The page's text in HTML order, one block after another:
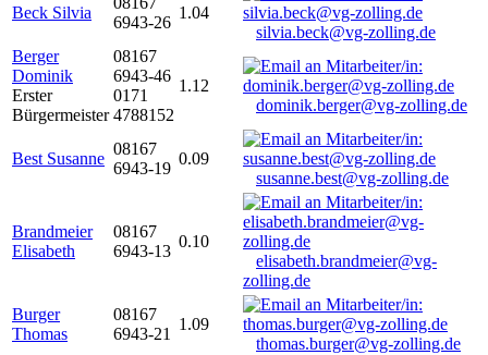
Beck Silvia
6943-26
1.04
silvia.beck@vg-zolling.de
Berger
Dominik
Erster
Bürgermeister
08167
6943-46
0171
4788152
1.12
dominik.berger@vg-zolling.de
Best Susanne
08167
6943-19
0.09
susanne.best@vg-zolling.de
Brandmeier
Elisabeth
08167
6943-13
0.10
elisabeth.brandmeier@vg-
zolling.de
Burger
Thomas
08167
6943-21
1.09
thomas.burger@vg-zolling.de